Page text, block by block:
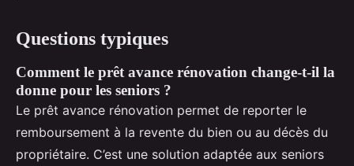
Questions typiques
Comment le prêt avance rénovation change-t-il la
donne pour les seniors ?
Le prêt avance rénovation permet de reporter le
remboursement à la revente du bien ou au décès du
propriétaire. C’est une solution adaptée aux seniors